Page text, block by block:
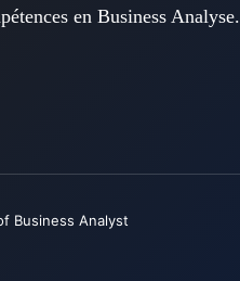
en Business Analyse.
Business Analyst